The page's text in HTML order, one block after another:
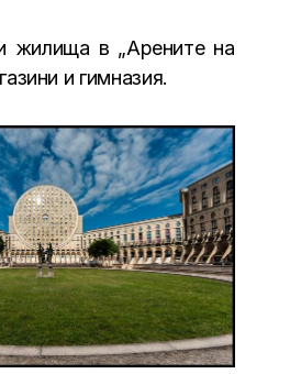
жилища в „Арените на
и гимназия.